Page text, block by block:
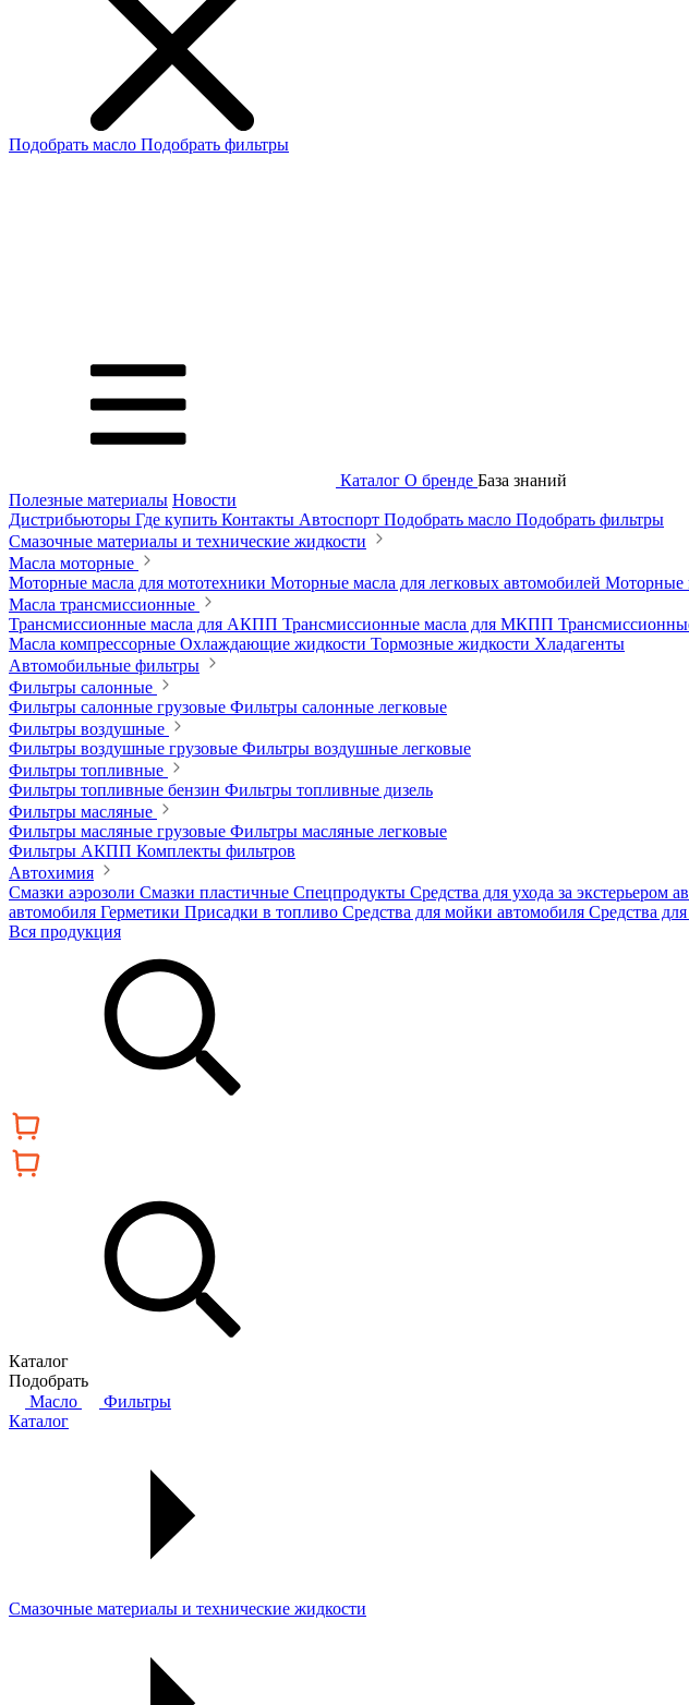
Подобрать масло Подобрать фильтры
Каталог О бренде База знаний
Полезные материалы Новости
Дистрибьюторы Где купить Контакты Автоспорт Подобрать масло Подобрать фильтры
Смазочные материалы и технические жидкости
Масла моторные
Моторные масла для мототехники Моторные масла для легковых автомобилей Моторные
Масла трансмиссионные
Трансмиссионные масла для АКПП Трансмиссионные масла для МКПП
Масла компрессорные Охлаждающие жидкости Тормозные жидкости Хладагенты
Автомобильные фильтры
Фильтры салонные
Фильтры салонные грузовые Фильтры салонные легковые
Фильтры воздушные
Фильтры воздушные грузовые Фильтры воздушные легковые
Фильтры топливные
Фильтры топливные бензин Фильтры топливные дизель
Фильтры масляные
Фильтры масляные грузовые Фильтры масляные легковые
Фильтры АКПП Комплекты фильтров
Автохимия
Смазки аэрозоли Смазки пластичные Спецпродукты Средства для ухода за экстерьером
автомобиля Герметики Присадки в топливо Средства для мойки автомобиля Средства
Вся продукция
Каталог
Подобрать
Масло
Фильтры
Каталог
Смазочные материалы и технические жидкости